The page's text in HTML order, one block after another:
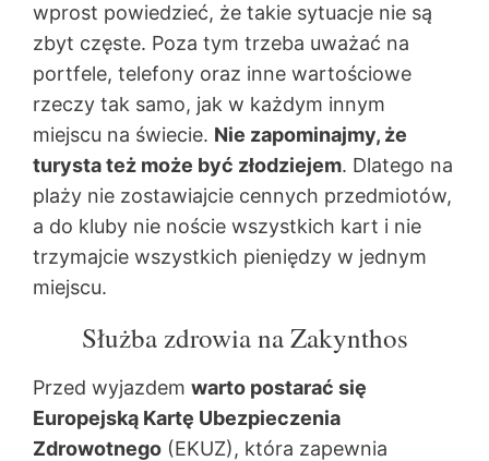
wprost powiedzieć, że takie sytuacje nie są
zbyt częste. Poza tym trzeba uważać na
portfele, telefony oraz inne wartościowe
rzeczy tak samo, jak w każdym innym
miejscu na świecie. Nie zapominajmy, że
turysta też może być złodziejem. Dlatego na
plaży nie zostawiajcie cennych przedmiotów,
a do kluby nie noście wszystkich kart i nie
trzymajcie wszystkich pieniędzy w jednym
miejscu.
Służba zdrowia na Zakynthos
Przed wyjazdem warto postarać się
Europejską Kartę Ubezpieczenia
Zdrowotnego (EKUZ), która zapewnia